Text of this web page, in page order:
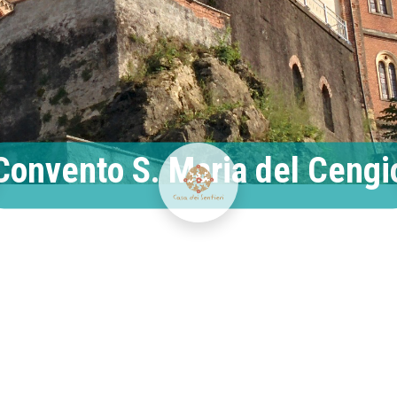
S. Maria del